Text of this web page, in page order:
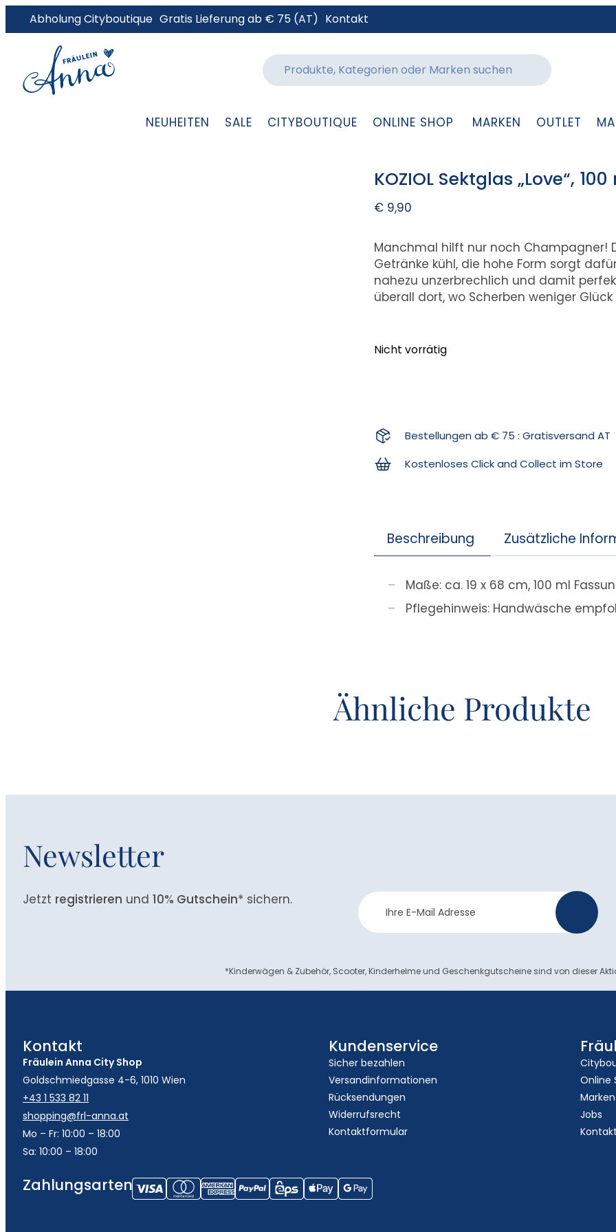
Abholung Cityboutique Gratis Lieferung ab € 75 (AT) Kontakt
NEUHEITEN SALE CITYBOUTIQUE ONLINE SHOP MARKEN OUTLET
KOZIOL Sektglas „Love“,
€ 9,90
Manchmal hilft nur noch Champagner!
Getränke kühl, die hohe Form sorgt
nahezu unzerbrechlich und damit
überall dort, wo Scherben weniger
Nicht vorrätig
Bestellungen ab € 75 : Gratisversand AT
Kostenloses Click and Collect im Store
Beschreibung Zusätzliche
Maße: ca. 19 x 68 cm, 100 ml
Pflegehinweis: Handwäsche
Ähnliche Produkte
Newsletter
Jetzt registrieren und 10% Gutschein* sichern.
Newsletter
Anmeldung
*Kinderwägen & Zubehör, Scooter, Kinderhelme und Geschenkgutscheine sind von dieser
Kontakt
Fräulein Anna City Shop
Goldschmiedgasse 4-6, 1010 Wien
+43 1 533 82 11
shopping@frl-anna.at
Mo – Fr: 10:00 – 18:00
Sa: 10:00 – 18:00
Kundenservice
Sicher bezahlen
Versandinformationen
Rücksendungen
Widerrufsrecht
Kontaktformular
Online
Marken
Jobs
Kontakt
Zahlungsarten